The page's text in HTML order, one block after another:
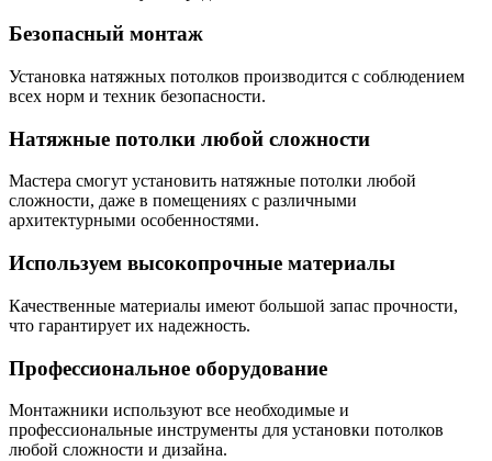
Безопасный монтаж
Установка натяжных потолков производится с соблюдением
всех норм и техник безопасности.
Натяжные потолки любой сложности
Мастера смогут установить натяжные потолки любой
сложности, даже в помещениях с различными
архитектурными особенностями.
Используем высокопрочные материалы
Качественные материалы имеют большой запас прочности,
что гарантирует их надежность.
Профессиональное оборудование
Монтажники используют все необходимые и
профессиональные инструменты для установки потолков
любой сложности и дизайна.